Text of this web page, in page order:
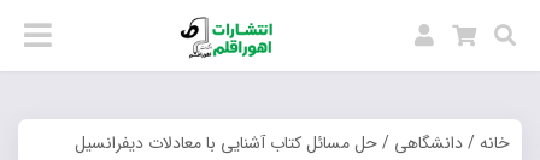
خانه/دانشگاهی / حل مسائل کتاب آشنایی با معادلات دیفرانسیل